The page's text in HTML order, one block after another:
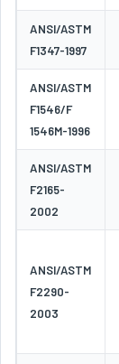
ANSI/ASTM
F1347-1997
ANSI/ASTM
F1546/F
1546M-1996
ANSI/ASTM
F2165-
2002
ANSI/ASTM
F2290-
2003